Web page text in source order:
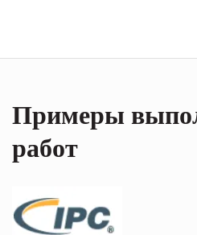
Примеры
работ